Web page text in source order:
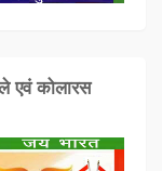
एवं कोलारस